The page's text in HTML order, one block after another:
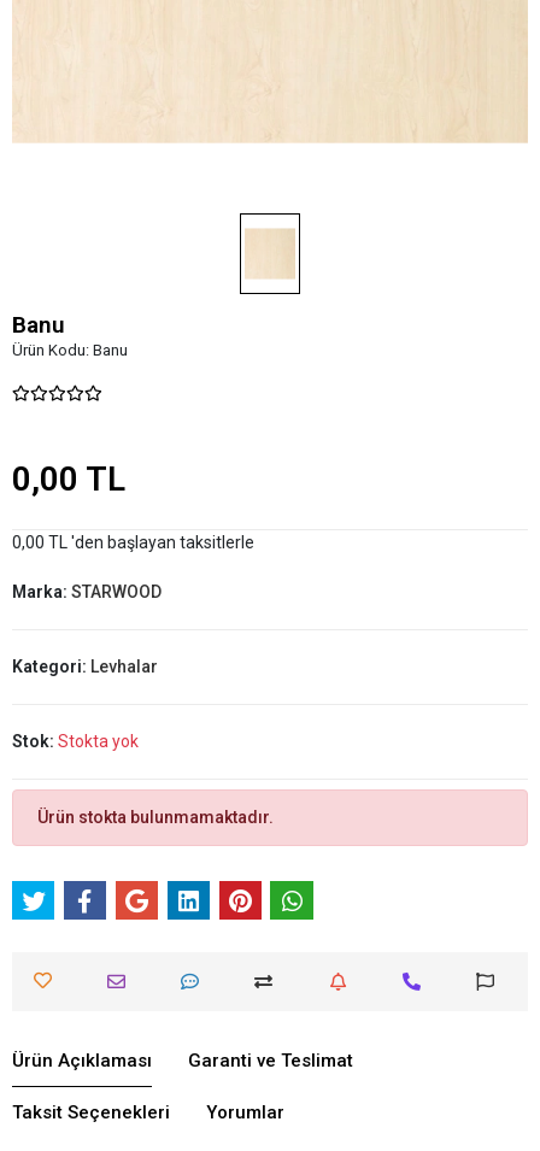
Banu
Ürün Kodu: Banu
0,00 TL
0,00 TL 'den başlayan taksitlerle
Marka: STARWOOD
Kategori: Levhalar
Stok: Stokta yok
Ürün stokta bulunmamaktadır.
Ürün Açıklaması Garanti ve Teslimat
Taksit Seçenekleri Yorumlar